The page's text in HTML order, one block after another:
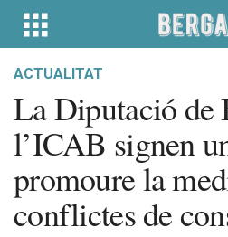
ACTUALITAT
La Diputació de
l’ICAB signen
promoure la
conflictes de